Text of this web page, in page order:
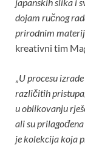
dojam ručnog
prirodnim
kreativni tim
„U procesu
različitih
u oblikovanju
ali su
je kolekcija koja